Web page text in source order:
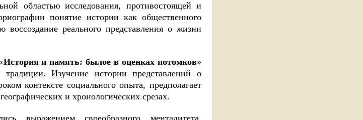
областью исследования, противостоящей и
понятие истории как общественного
реального представления о жизни
История и память: былое в оценках потомков»
Изучение истории представлений о
контексте социального опыта, предполагает
и хронологических срезах.
выражением своеобразного менталитета,